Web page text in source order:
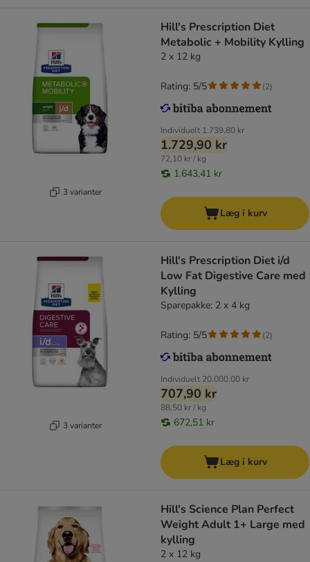
3 varianter
Hill's Prescription Diet
Metabolic + Mobility Kylling
2 x 12 kg
Individuelt 1.739,80 kr
1.729,90 kr
72,10 kr / kg
1.643,41 kr
Rating: 5/5 (2)
Læg i kurv
3 varianter
Hill's Prescription Diet i/d
Low Fat Digestive Care med
Kylling
Sparepakke: 2 x 4 kg
Individuelt 20.000,00 kr
707,90 kr
88,50 kr / kg
672,51 kr
Rating: 5/5 (2)
Læg i kurv
Hill's Science Plan Perfect
Weight Adult 1+ Large med
kylling
2 x 12 kg